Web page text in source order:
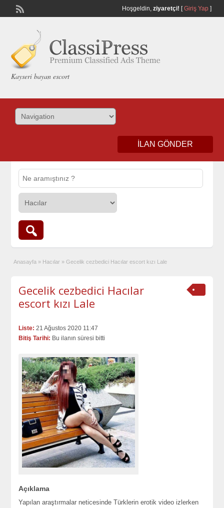
Hoşgeldin, ziyaretçi! [Giriş Yap]
Kayseri bayan escort
İLAN GÖNDER
Anasayfa » Hacılar » Gecelik cezbedici Hacılar escort kızı Lale
Gecelik cezbedici Hacılar
escort kızı Lale
Liste: 21 Ağustos 2020 11:47
Bitiş Tarihi: Bu ilanın süresi bitti
Açıklama
Yapılan araştırmalar neticesinde Türklerin erotik video izlerken